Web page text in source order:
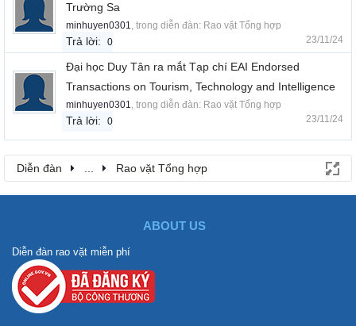
Trường Sa
minhuyen0301, trong diễn đàn: Rao vặt Tổng hợp
Trả lời: 0 23/11/24
Đại học Duy Tân ra mắt Tạp chí EAI Endorsed
Transactions on Tourism, Technology and Intelligence
minhuyen0301, trong diễn đàn: Rao vặt Tổng hợp
Trả lời: 0 23/11/24
Diễn đàn ... Rao vặt Tổng hợp
ABOUT US
Diễn đàn rao vặt miễn phí